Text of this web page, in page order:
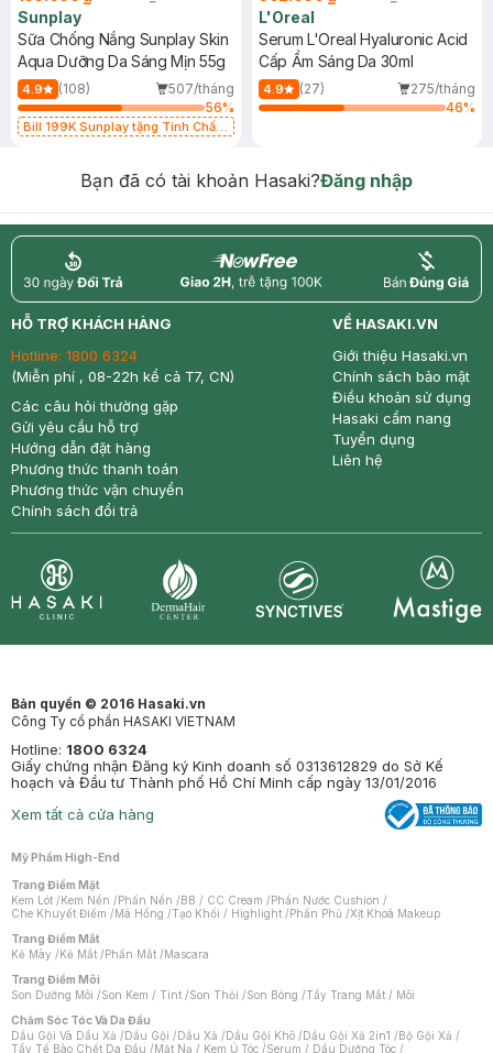
Sunplay
Sữa Chống Nắng Sunplay Skin
Aqua Dưỡng Da Sáng Mịn 55g
4.9 (108)
507/tháng
56%
Bill 199K Sunplay tặng Tinh Chất
L'Oreal
Serum L'Oreal Hyaluronic Acid
Cấp Ẩm Sáng Da 30ml
4.9 (27)
275/tháng
46%
Bạn đã có tài khoản Hasaki?Đăng nhập
return nowfree price
HỖ TRỢ KHÁCH HÀNG
Hotline: 1800 6324
(Miễn phí , 08-22h kể cả T7, CN)
Các câu hỏi thường gặp
Gửi yêu cầu hỗ trợ
Hướng dẫn đặt hàng
Phương thức thanh toán
Phương thức vận chuyển
Chính sách đổi trả
VỀ HASAKI.VN
Giới thiệu Hasaki.vn
Chính sách bảo mật
Điều khoản sử dụng
Hasaki cẩm nang
Tuyển dụng
Liên hệ
Bản quyền © 2016 Hasaki.vn
Công Ty cổ phần HASAKI VIETNAM
Hotline: 1800 6324
Giấy chứng nhận Đăng ký Kinh doanh số 0313612829 do Sở Kế
hoạch và Đầu tư Thành phố Hồ Chí Minh cấp ngày 13/01/2016
Xem tất cả cửa hàng
Mỹ Phẩm High-End
Trang Điểm Mặt
Kem Lót /Kem Nền /Phấn Nền /BB / CC Cream /Phấn Nước Cushion /
Che Khuyết Điểm /Má Hồng /Tạo Khối / Highlight /Phấn Phủ /Xịt Khoá Makeup
Trang Điểm Mắt
Kẻ Mày /Kẻ Mắt /Phấn Mắt /Mascara
Trang Điểm Môi
Son Dưỡng Môi /Son Kem / Tint /Son Thỏi /Son Bóng /Tẩy Trang Mắt / Môi
Chăm Sóc Tóc Và Da Đầu
Dầu Gội Và Dầu Xả /Dầu Gội /Dầu Xả /Dầu Gội Khô /Dầu Gội Xả 2in1 /Bộ Gội Xả /
Tẩy Tế Bào Chết Da Đầu /Mặt Nạ / Kem Ủ Tóc /Serum / Dầu Dưỡng Tóc /